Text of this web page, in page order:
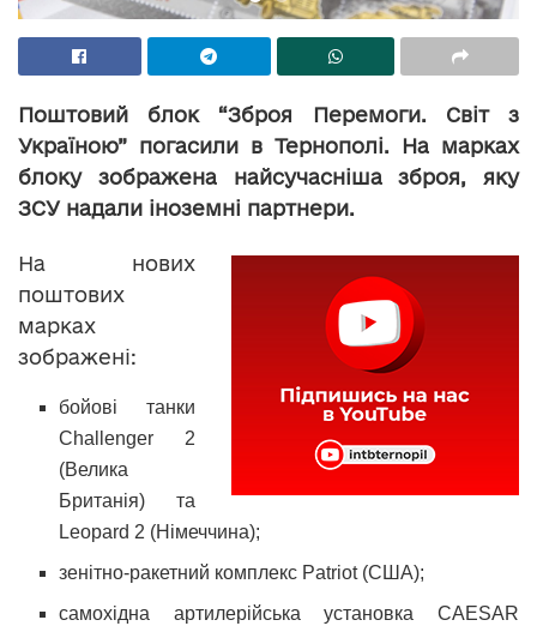
Поштовий блок “Зброя Перемоги. Світ з
Україною” погасили в Тернополі. На марках
блоку зображена найсучасніша зброя, яку
ЗСУ надали іноземні партнери.
На нових
поштових
марках
зображені:
бойові танки
Challenger 2
(Велика
Британія) та
Leopard 2 (Німеччина);
зенітно-ракетний комплекс Patriot (США);
самохідна артилерійська установка CAESAR